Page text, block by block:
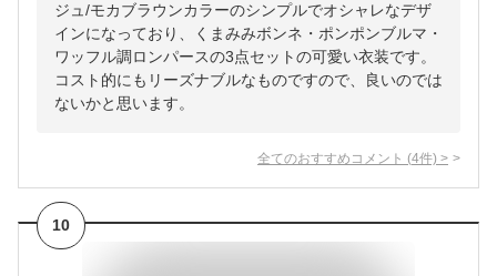
ジュ/モカブラウンカラーのシンプルでオシャレなデザ
インになっており、くまみみボンネ・ポンポンブルマ・
ワッフル調ロンパースの3点セットの可愛い衣装です。
コスト的にもリーズナブルなものですので、良いのでは
ないかと思います。
全てのおすすめコメント (4件) >
10